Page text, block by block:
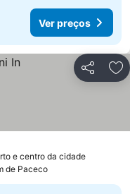
Ver preços
Partilhar
e centro da cidade
de Paceco